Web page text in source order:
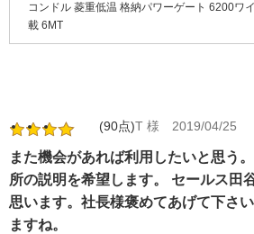
コンドル 菱重低温 格納パワーゲート 6200ワ
載 6MT
(90点)T 様 2019/04/25
また機会があれば利用したいと思う
所の説明を希望します。 セールス田
思います。社長様褒めてあげて下さ
ますね。